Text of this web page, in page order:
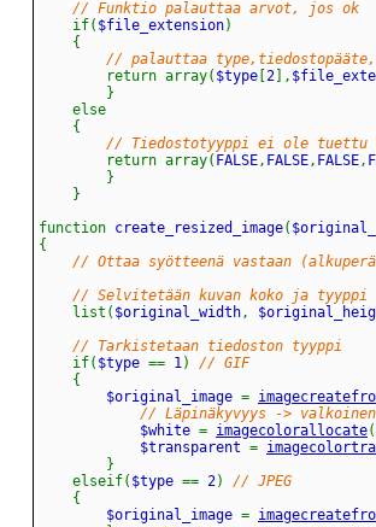
// Funktio palauttaa arvot, jos ok
if( $file_extension)
{
// palauttaa
return array( $type [2] ,
}
else
{
// Tiedostotyyppi ei ole tuettu
return array( FALSE, FALSE, FALSE,
}
}
function create_resized_image(
{
// Ottaa syötteenä vastaan
// Selvitetään kuvan koko ja tyyppi
list ( $original_width,
// Tarkistetaan tiedoston tyyppi
if( $type == 1)
// GIF
{
		$original_image
=
// Läpinäkyvyys -> valkoinen
			$white
= imagecolorallocate(
			$transparent
=
}
elseif( $type == 2)
// JPEG
{
		$original_image
=